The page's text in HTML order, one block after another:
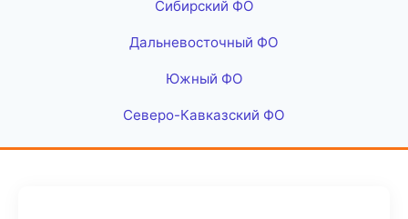
Сибирский ФО
Дальневосточный ФО
Южный ФО
Северо-Кавказский ФО